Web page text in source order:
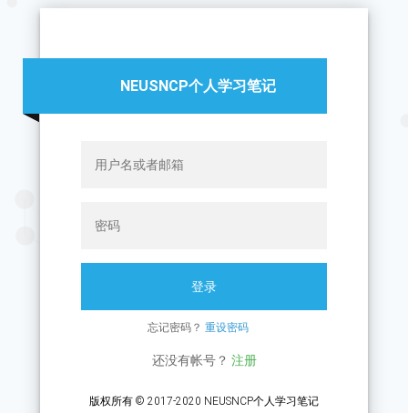
NEUSNCP个人学习笔记
登录
忘记密码？ 重设密码
还没有帐号？ 注册
版权所有 © 2017-2020 NEUSNCP个人学习笔记